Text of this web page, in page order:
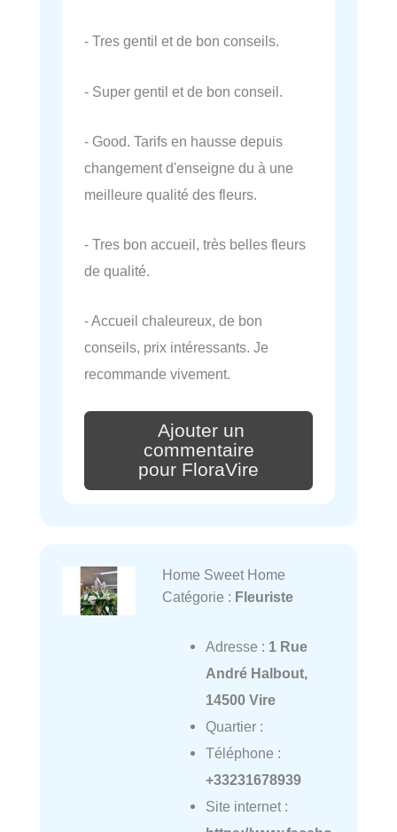
- Tres gentil et de bon conseils.
- Super gentil et de bon conseil.
- Good. Tarifs en hausse depuis
changement d'enseigne du à une
meilleure qualité des fleurs.
- Tres bon accueil, très belles fleurs
de qualité.
- Accueil chaleureux, de bon
conseils, prix intéressants. Je
recommande vivement.
Ajouter un
commentaire
pour FloraVire
Home Sweet Home
Catégorie : Fleuriste
Adresse : 1 Rue
André Halbout,
14500 Vire
Quartier :
Téléphone :
+33231678939
Site internet :